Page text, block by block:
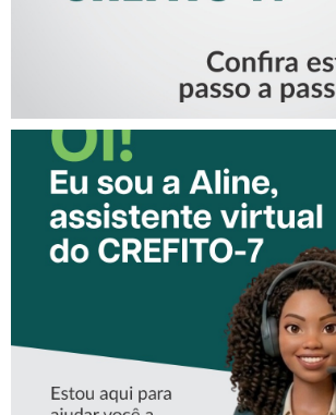
CONHEÇA A
ASSISTENTE
CREFITO-7